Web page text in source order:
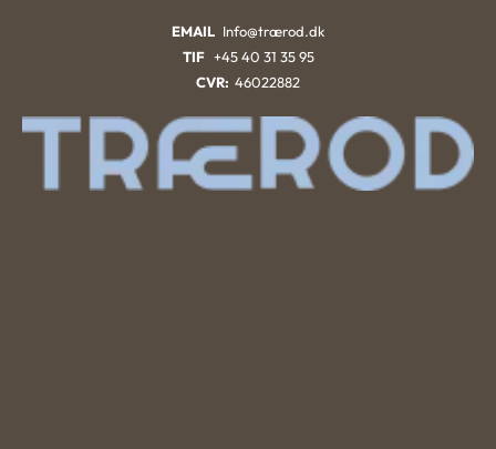
EMAIL Info@trærod.dk
TIF +45 40 31 35 95
CVR: 46022882